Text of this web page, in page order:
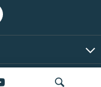
Bütün hüquqlar qorunur